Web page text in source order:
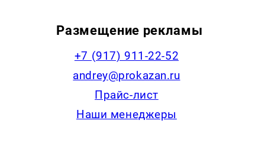
Размещение рекламы
+7 (917) 911-22-52
andrey@prokazan.ru
Прайс-лист
Наши менеджеры